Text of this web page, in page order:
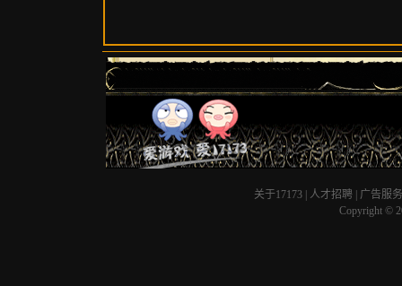
关于17173 人才招聘
广告服务
Copyright ©